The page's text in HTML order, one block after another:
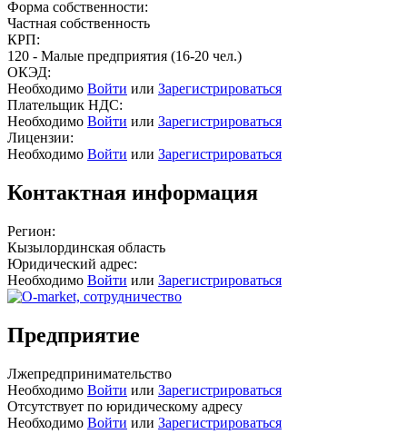
Форма собственности:
Частная собственность
КРП:
120 - Малые предприятия (16-20 чел.)
ОКЭД:
Необходимо Войти или Зарегистрироваться
Плательщик НДС:
Необходимо Войти или Зарегистрироваться
Лицензии:
Необходимо Войти или Зарегистрироваться
Контактная информация
Регион:
Кызылординская область
Юридический адрес:
Необходимо Войти или Зарегистрироваться
Предприятие
Лжепредпринимательство
Необходимо Войти или Зарегистрироваться
Отсутствует по юридическому адресу
Необходимо Войти или Зарегистрироваться